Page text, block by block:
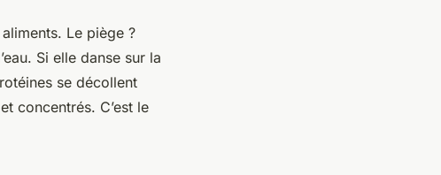
Le piège ?
Si elle danse sur la
se décollent
concentrés. C’est le